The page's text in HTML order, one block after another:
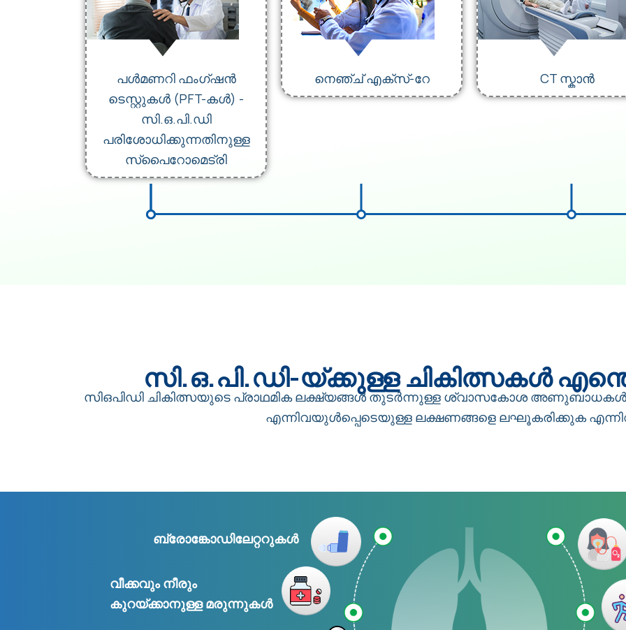
പൾമണറി ഫംഗ്ഷൻ
ടെസ്റ്റുകൾ (PFT-കൾ) -
സി.ഒ.പി.ഡി
പരിശോധിക്കുന്നതിനുള്ള
സ്പൈറോമെട്രി
നെഞ്ച് എക്സ്-റേ CT സ്കാൻ
സി.ഒ.പി.ഡി-യ്ക്കുള്ള ചികിത്സകൾ
സി‌ഒ‌പി‌ഡി ചികിത്സയുടെ പ്രാഥമിക ലക്ഷ്യങ്ങൾ തുടർന്നുള്ള ശ്വാസകോശ
എന്നിവയുൾപ്പെടെയുള്ള ലക്ഷണങ്ങളെ ലഘൂകരിക്കുക
ബ്രോങ്കോഡിലേറ്ററുകൾ
വീക്കവും നീരും
കുറയ്ക്കാനുള്ള മരുന്നുകൾ